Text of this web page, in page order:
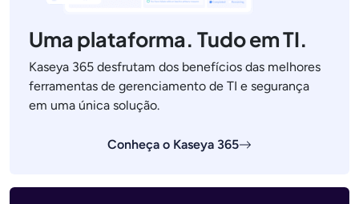
Uma plataforma. Tudo em TI.
Kaseya 365 desfrutam dos benefícios das melhores
ferramentas de gerenciamento de TI e segurança
em uma única solução.
Conheça o Kaseya 365